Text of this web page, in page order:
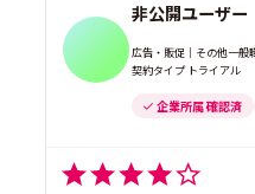
非公開ユーザー
広告・販促｜その他一般
契約タイプ トライアル
企業所属 確認済